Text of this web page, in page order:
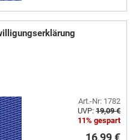
Art.-Nr: 1782
UVP: 19,09 €
11% gespart
16,99 €